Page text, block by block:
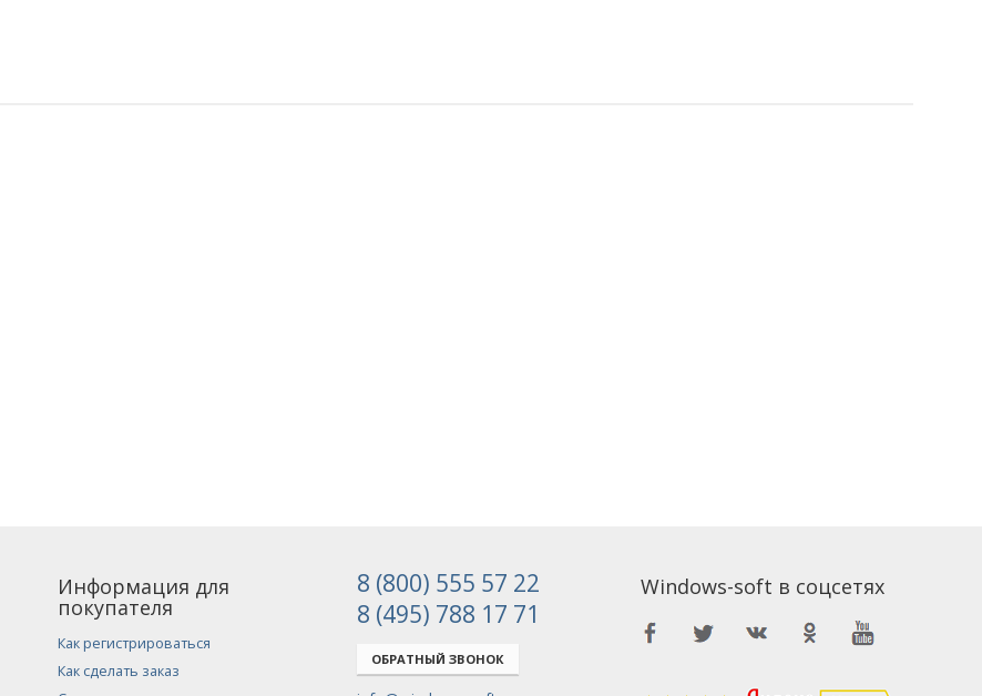
Информация для
покупателя
Как регистрироваться
Как сделать заказ
8 (800) 555 57 22
8 (495) 788 17 71
ОБРАТНЫЙ ЗВОНОК
Windows-soft в соцсетях